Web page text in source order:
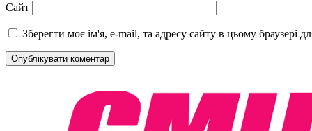
Сайт
Зберегти моє ім'я, e-mail, та адресу сайту в цьому браузері